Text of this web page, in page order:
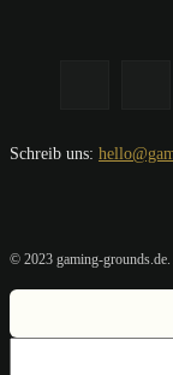
Schreib uns:
© 2023 gaming-